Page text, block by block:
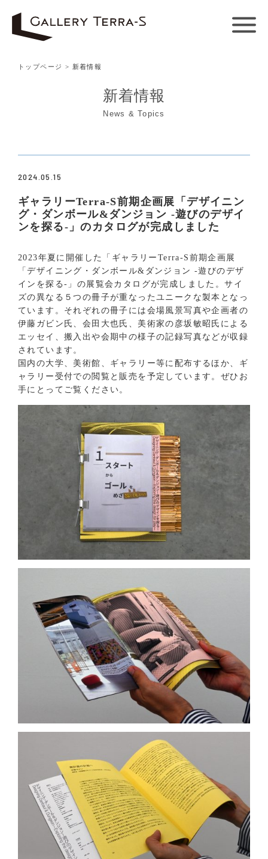
トップページ > 新着情報
新着情報
News & Topics
2024.05.15
ギャラリーTerra-S前期企画展「デザイニン
グ・ダンボール&ダンジョン -遊びのデザイ
ンを探る-」のカタログが完成しました
2023年夏に開催した「ギャラリーTerra-S前期企画展
「デザイニング・ダンボール&ダンジョン -遊びのデザ
インを探る-」の展覧会カタログが完成しました。サイ
ズの異なる５つの冊子が重なったユニークな製本となっ
ています。それぞれの冊子には会場風景写真や企画者の
伊藤ガビン氏、会田大也氏、美術家の彦坂敏昭氏による
エッセイ、搬入出や会期中の様子の記録写真などが収録
されています。
国内の大学、美術館、ギャラリー等に配布するほか、ギ
ャラリー受付での閲覧と販売を予定しています。ぜひお
手にとってご覧ください。